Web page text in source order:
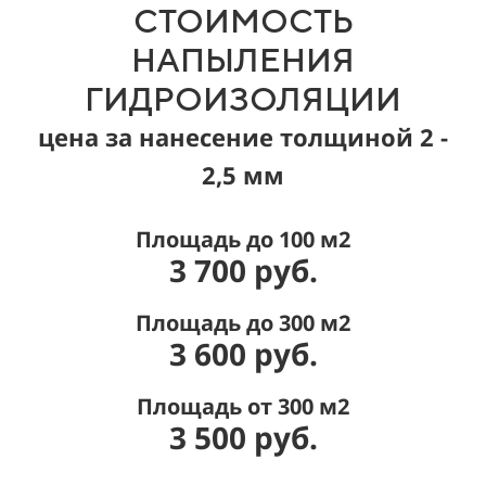
СТОИМОСТЬ
НАПЫЛЕНИЯ
ГИДРОИЗОЛЯЦИИ
цена за нанесение толщиной 2 -
2,5 мм
Площадь до 100 м2
3 700 руб.
Площадь до 300 м2
3 600 руб.
Площадь от 300 м2
3 500 руб.